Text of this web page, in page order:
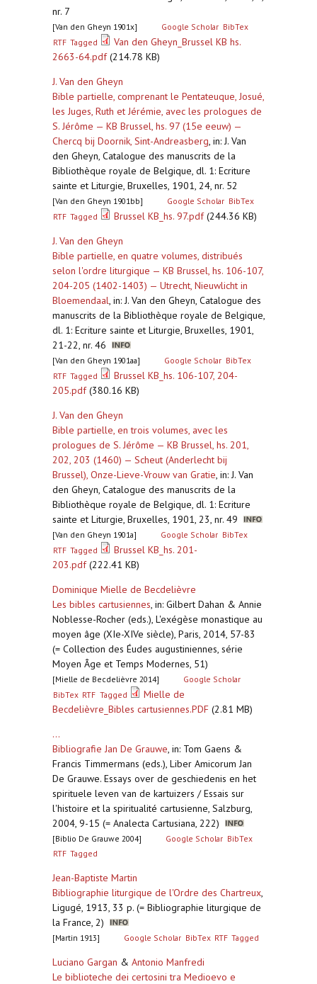
nr. 7
[Van den Gheyn 1901x] Google Scholar BibTex
RTF Tagged
Van den Gheyn_Brussel KB hs.
2663-64.pdf(214.78 KB)
J. Van den Gheyn
Bible partielle, comprenant le Pentateuque, Josué,
les Juges, Ruth et Jérémie, avec les prologues de
S. Jérôme — KB Brussel, hs. 97 (15e eeuw) —
Chercq bij Doornik, Sint-Andreasberg, in: J. Van
den Gheyn, Catalogue des manuscrits de la
Bibliothèque royale de Belgique, dl. 1: Ecriture
sainte et Liturgie, Bruxelles, 1901, 24, nr. 52
[Van den Gheyn 1901bb] Google Scholar BibTex
RTF Tagged Brussel KB_hs. 97.pdf(244.36 KB)
J. Van den Gheyn
Bible partielle, en quatre volumes, distribués
selon l'ordre liturgique — KB Brussel, hs. 106-107,
204-205 (1402-1403) — Utrecht, Nieuwlicht in
Bloemendaal, in: J. Van den Gheyn, Catalogue des
manuscrits de la Bibliothèque royale de Belgique,
dl. 1: Ecriture sainte et Liturgie, Bruxelles, 1901,
21-22, nr. 46
[Van den Gheyn 1901aa] Google Scholar BibTex
RTF Tagged
Brussel KB_hs. 106-107, 204-
205.pdf(380.16 KB)
J. Van den Gheyn
Bible partielle, en trois volumes, avec les
prologues de S. Jérôme — KB Brussel, hs. 201,
202, 203 (1460) — Scheut (Anderlecht bij
Brussel), Onze-Lieve-Vrouw van Gratie, in: J. Van
den Gheyn, Catalogue des manuscrits de la
Bibliothèque royale de Belgique, dl. 1: Ecriture
sainte et Liturgie, Bruxelles, 1901, 23, nr. 49
[Van den Gheyn 1901a] Google Scholar BibTex
RTF Tagged
Brussel KB_hs. 201-
203.pdf(222.41 KB)
Dominique Mielle de Becdelièvre
Les bibles cartusiennes, in: Gilbert Dahan & Annie
Noblesse-Rocher (eds.), L'exégèse monastique au
moyen âge (XIe-XIVe siècle), Paris, 2014, 57-83
(= Collection des Éudes augustiniennes, série
Moyen Âge et Temps Modernes, 51)
[Mielle de Becdelièvre 2014]
Google Scholar
BibTex RTF Tagged
Mielle de
Becdelièvre_Bibles cartusiennes.PDF (2.81 MB)
...
Bibliografie Jan De Grauwe, in: Tom Gaens &
Francis Timmermans (eds.), Liber Amicorum Jan
De Grauwe. Essays over de geschiedenis en het
spirituele leven van de kartuizers / Essais sur
l'histoire et la spiritualité cartusienne, Salzburg,
2004, 9-15 (= Analecta Cartusiana, 222)
[Biblio De Grauwe 2004] Google Scholar BibTex
RTF Tagged
Jean-Baptiste Martin
Bibliographie liturgique de l'Ordre des Chartreux,
Ligugé, 1913, 33 p. (= Bibliographie liturgique de
la France, 2)
[Martin 1913] Google Scholar BibTex RTF Tagged
Luciano Gargan & Antonio Manfredi
Le biblioteche dei certosini tra Medioevo e